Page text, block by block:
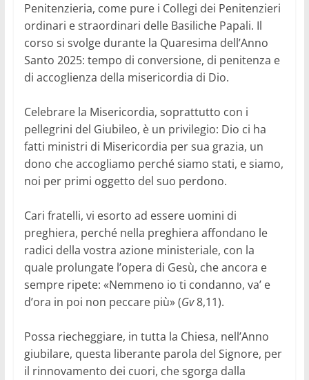
Penitenzieria, come pure i Collegi dei Penitenzieri
ordinari e straordinari delle Basiliche Papali. Il
corso si svolge durante la Quaresima dell’Anno
Santo 2025: tempo di conversione, di penitenza e
di accoglienza della misericordia di Dio.
Celebrare la Misericordia, soprattutto con i
pellegrini del Giubileo, è un privilegio: Dio ci ha
fatti ministri di Misericordia per sua grazia, un
dono che accogliamo perché siamo stati, e siamo,
noi per primi oggetto del suo perdono.
Cari fratelli, vi esorto ad essere uomini di
preghiera, perché nella preghiera affondano le
radici della vostra azione ministeriale, con la
quale prolungate l’opera di Gesù, che ancora e
sempre ripete: «Nemmeno io ti condanno, va’ e
d’ora in poi non peccare più» (Gv8,11).
Possa riecheggiare, in tutta la Chiesa, nell’Anno
giubilare, questa liberante parola del Signore, per
il rinnovamento dei cuori, che sgorga dalla